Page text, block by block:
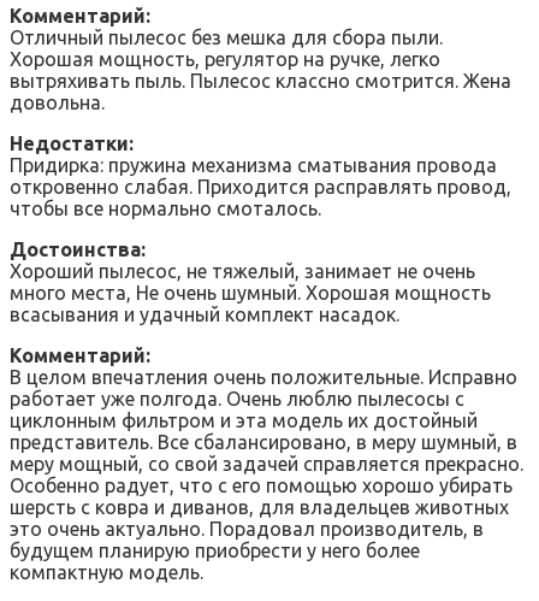
Комментарий:
Отличный пылесос без мешка для сбора пыли.
Хорошая мощность, регулятор на ручке, легко
вытряхивать пыль. Пылесос классно смотрится. Жена
довольна.
Недостатки:
Придирка: пружина механизма сматывания провода
откровенно слабая. Приходится расправлять провод,
чтобы все нормально смоталось.
Достоинства:
Хороший пылесос, не тяжелый, занимает не очень
много места, Не очень шумный. Хорошая мощность
всасывания и удачный комплект насадок.
Комментарий:
В целом впечатления очень положительные. Исправно
работает уже полгода. Очень люблю пылесосы с
циклонным фильтром и эта модель их достойный
представитель. Все сбалансировано, в меру шумный, в
меру мощный, со свой задачей справляется прекрасно.
Особенно радует, что с его помощью хорошо убирать
шерсть с ковра и диванов, для владельцев животных
это очень актуально. Порадовал производитель, в
будущем планирую приобрести у него более
компактную модель.